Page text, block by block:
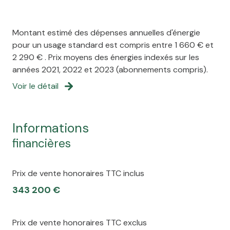
longère n’attend plus que vous pour écrire un
nouveau chapitre de son histoire.
vue Jardin
terrasse
piscinable
Montant estimé des dépenses annuelles d'énergie
pour un usage standard est compris entre 1 660 € et
2 290 € . Prix moyens des énergies indexés sur les
années 2021, 2022 et 2023 (abonnements compris).
Voir le détail
informations
financières
Prix de vente honoraires TTC inclus
343 200 €
Prix de vente honoraires TTC exclus